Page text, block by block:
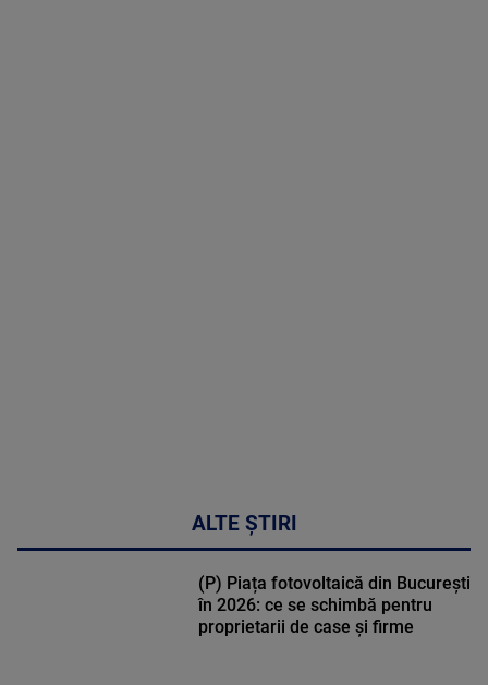
ALTE ȘTIRI
(P) Piața fotovoltaică din București
în 2026: ce se schimbă pentru
proprietarii de case și firme